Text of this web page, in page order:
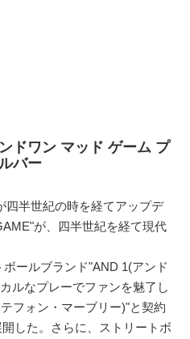
ドワン マッド ゲーム プ
バー
四半世紀の時を経てアップデ
が、四半世紀を経て現代
ールブランド"AND 1(アンド
ルなプレーでファンを魅了し
フォン・マーブリー)"と契約
した。さらに、ストリートボ